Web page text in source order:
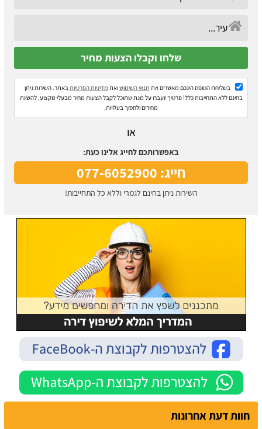
בשליחת הטופס הינכם מאשרים את תנאי השימושואת מדיניות הפרטיות באתר. השירות ניתן
בחינם ללא התחייבות כלל! פרטיך יועברו על מנת שתוכל לקבל הצעות מחיר מבעלי מקצוע, להשוות
מחירים ולחסוך בעלויות.
או
באפשרותכם לחייג אלינו כעת:
חייג: 077-6052900
השירות ניתן בחינם לגמרי וללא כל התחייבות!
חוות דעת אחרונות